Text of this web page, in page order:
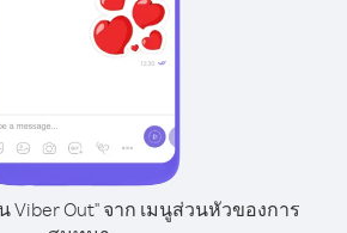
Viber Out" จาก เมนูส่วนหัวของการ